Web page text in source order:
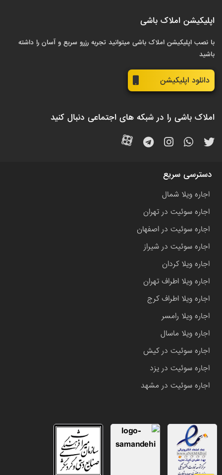
اپلیکیشن املاک باشی
با نصب اپلیکیشن املاک باشی میتوانید تجربه رزرو سریع و آسان را داشته
باشید
دانلود اپلیکیشن
املاک باشی را در شبکه های اجتماعی دنبال کنید
دسترسی سریع
اجاره ویلا شمال
اجاره سوئیت در تهران
اجاره سوئیت در اصفهان
اجاره سوئیت در شیراز
اجاره ویلا کردان
اجاره ویلا اطراف تهران
اجاره ویلا اطراف کرج
اجاره ویلا رامسر
اجاره ویلا ماسال
اجاره سوئیت در کیش
اجاره سوئیت در یزد
اجاره سوئیت در مشهد